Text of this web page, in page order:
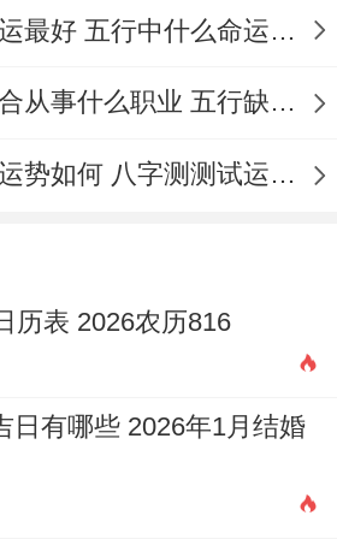
12：59）、申时
酉时（17：00-18:59）；
、家庭添丁、空间净化,
期二 -农历三月廿三,冲猴
:进人口、会亲友；忌:无
寅时（03：00-04:59）、巳
19:00-20:59）、亥时
；适合人群：社交活动、
五行属什么的命运最好 五行中什么命运势旺盛
五行缺火的人适合从事什么职业 五行缺火的人适合从事的职业有哪些
如何测试自己的运势如何 八字测测试运运程
历表 2026农历816
日有哪些 2026年1月结婚